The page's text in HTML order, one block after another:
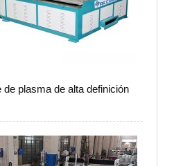
de plasma de alta definición